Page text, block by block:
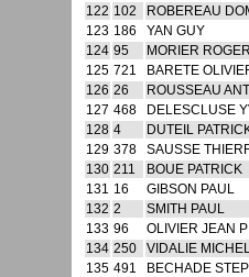
122 102
ROBEREAU
123 186
YAN GUY
124 95
MORIER
125 721
BARETE
126 26
ROUSSEAU
127 468
DELESCLUSE
128 4
DUTEIL
129 378
SAUSSE
130 211
BOUE PATRICK
131 16
GIBSON PAUL
132 2
SMITH PAUL
133 96
OLIVIER JEAN
134 250
VIDALIE
135 491
BECHADE